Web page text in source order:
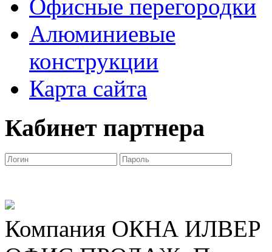
Офисные перегородки
Алюминиевые
конструкции
Карта сайта
Кабинет партнера
Компания ОКНА ИЛВЕР